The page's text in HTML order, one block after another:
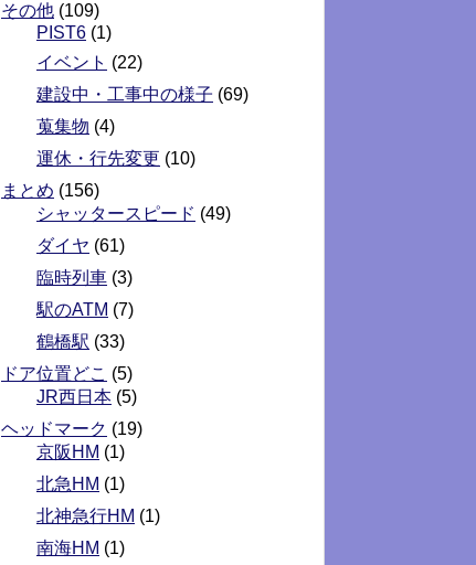
その他 (109)
PIST6 (1)
イベント (22)
建設中・工事中の様子 (69)
蒐集物 (4)
運休・行先変更 (10)
まとめ (156)
シャッタースピード (49)
ダイヤ (61)
臨時列車 (3)
駅のATM (7)
鶴橋駅 (33)
ドア位置どこ (5)
JR西日本 (5)
ヘッドマーク (19)
京阪HM (1)
北急HM (1)
北神急行HM (1)
南海HM (1)